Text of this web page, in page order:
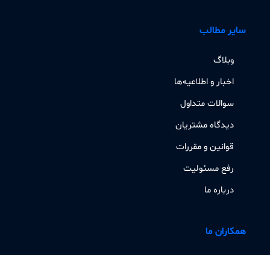
سایر مطالب
وبلاگ
اخبار و اطلاعیه‌ها
سوالات متداول
دیدگاه مشتریان
قوانین و مقررات
رفع مسئولیت
درباره ما
همکاران ما